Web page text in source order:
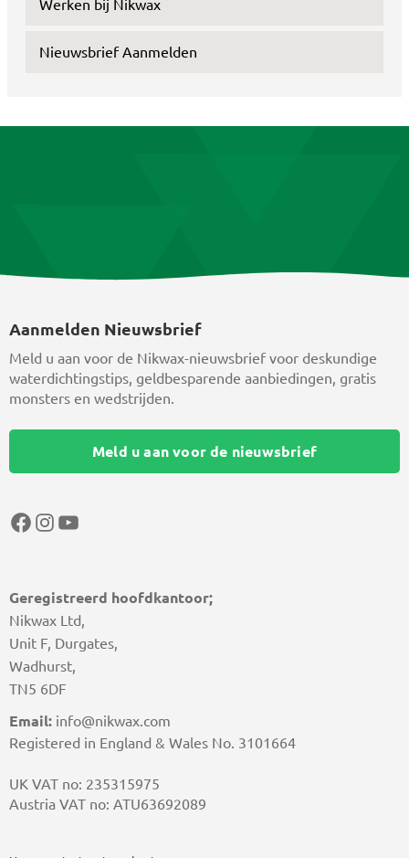
Werken bij Nikwax
Nieuwsbrief Aanmelden
Geregistreerd hoofdkantoor;
Nikwax Ltd,
Unit F, Durgates,
Wadhurst,
TN5 6DF
Email: info@nikwax.com
Registered in England & Wales No. 3101664
UK VAT no: 235315975
Austria VAT no: ATU63692089
Aanmelden Nieuwsbrief
Meld u aan voor de Nikwax-nieuwsbrief voor deskundige
waterdichtingstips, geldbesparende aanbiedingen, gratis
monsters en wedstrijden.
Meld u aan voor de nieuwsbrief
Facebook
Instagram
YouTube